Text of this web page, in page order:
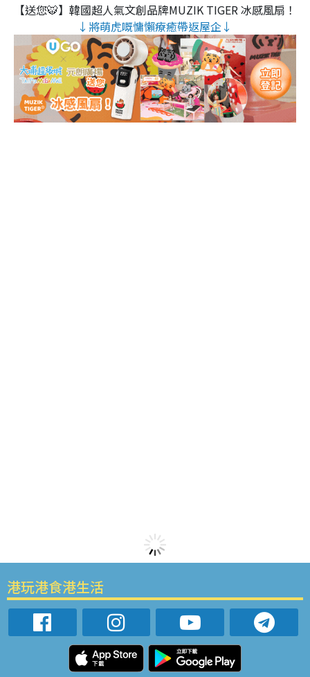
【送您🐯】韓國超人氣文創品牌MUZIK TIGER 冰感風扇！
↓將萌虎嘅慵懶療癒帶返屋企↓
港玩港食港生活